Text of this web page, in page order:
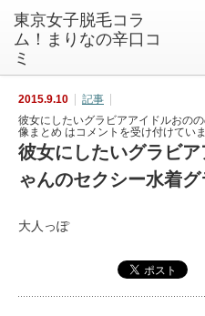
東京女子脱毛コラ
ム！まりなの辛口コ
ミ
2015.9.10
記事
彼女にしたいグラビアアイドルおの
像まとめ はコメントを受け付けてい
彼女にしたいグラビ
ゃんのセクシー水着
大人っぽ